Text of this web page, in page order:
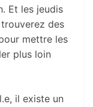
Et les jeudis
des
mettre les
plus loin
il existe un